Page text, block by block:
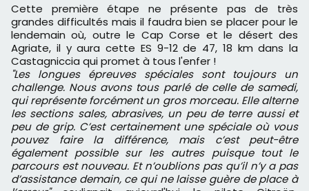
Cette première étape ne présente pas de très
grandes difficultés mais il faudra bien se placer pour le
lendemain où, outre le Cap Corse et le désert des
Agriate, il y aura cette ES 9-12 de 47, 18 km dans la
Castagniccia qui promet à tous l'enfer !
"Les longues épreuves spéciales sont toujours un
challenge. Nous avons tous parlé de celle de samedi,
qui représente forcément un gros morceau. Elle alterne
les sections sales, abrasives, un peu de terre aussi et
peu de grip. C’est certainement une spéciale où vous
pouvez faire la différence, mais c’est peut-être
également possible sur les autres puisque tout le
parcours est nouveau. Et n’oublions pas qu’il n’y a pas
d’assistance demain, ce qui ne laisse guère de place à